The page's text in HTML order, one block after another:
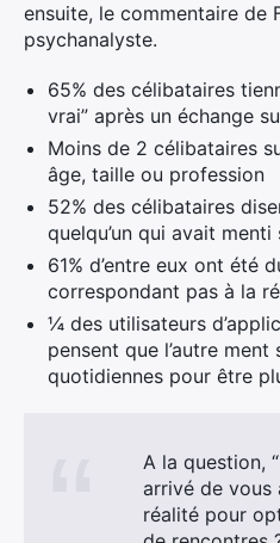
ensuite, le commentaire de
psychanalyste.
65% des célibataires
vrai” après un échange
Moins de 2 célibataires
âge, taille ou profession
52% des célibataires
quelqu’un qui avait
61% d’entre eux ont été
correspondant pas à la
¼ des utilisateurs
pensent que l’autre
quotidiennes pour être
A la question,
arrivé de vous
réalité pour